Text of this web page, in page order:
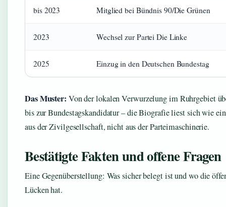
bis 2023 Mitglied bei Bündnis 90/Die Grünen
2023 Wechsel zur Partei Die Linke
2025 Einzug in den Deutschen Bundestag
Das Muster: Von der lokalen Verwurzelung im Ruhrgebiet
bis zur Bundestagskandidatur – die Biografie liest sich wie
aus der Zivilgesellschaft, nicht aus der Parteimaschinerie.
Bestätigte Fakten und offene Fragen
Eine Gegenüberstellung: Was sicher belegt ist und wo die
Lücken hat.